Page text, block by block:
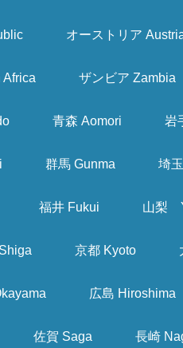
オーストリア
Africa ザンビア Zambia
青森 Aomori 岩
群馬 Gunma 埼
福井 Fukui 山梨
京都 Kyoto
広島 Hiroshima
佐賀 Saga 長崎